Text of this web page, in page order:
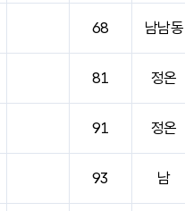
68 남남동
81 정온
91 정온
93 남